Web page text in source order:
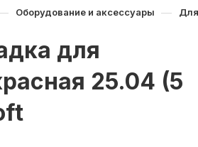
Оборудование и аксессуары —
для
25.04 (5